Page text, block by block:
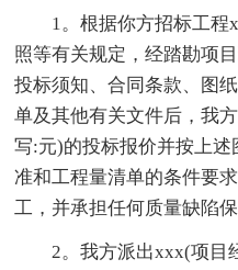
1。根据你方招标工程
照等有关规定，经踏勘项
投标须知、合同条款、图
单及其他有关文件后，我
写:元)的投标报价并按上
准和工程量清单的条件要
工，并承担任何质量缺陷保
2。我方派出xxx(项目